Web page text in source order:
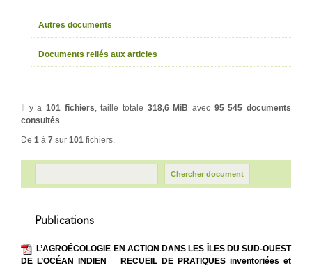
Autres documents
Documents reliés aux articles
Il y a 101 fichiers, taille totale 318,6 MiB avec 95 545 documents
consultés.
De 1 à 7 sur 101 fichiers.
Publications
L’AGROÉCOLOGIE EN ACTION DANS LES ÎLES DU SUD-OUEST
DE L’OCÉAN INDIEN _ RECUEIL DE PRATIQUES inventoriées et